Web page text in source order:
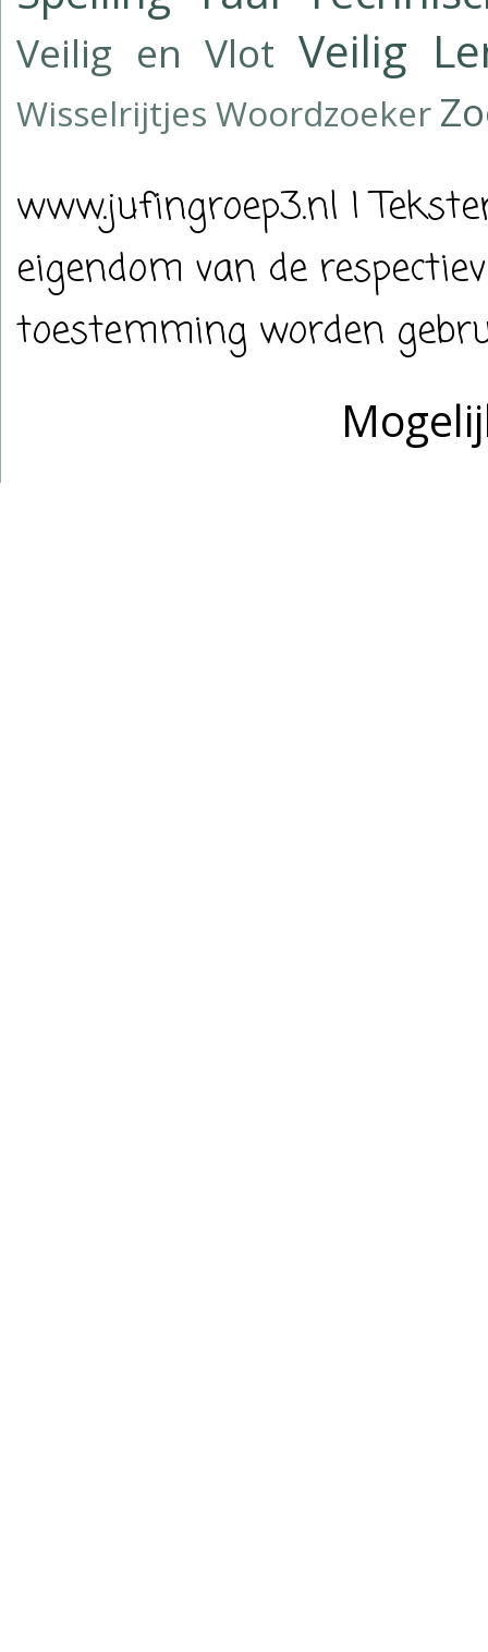
Veilig en Vlot Veilig
Wisselrijtjes Woordzoeker
www.jufingroep3.nl |
eigendom van de
toestemming worden